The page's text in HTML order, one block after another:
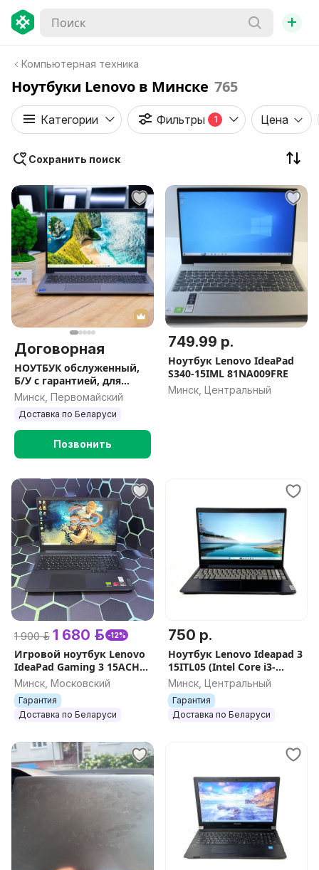
+
Компьютерная техника
Ноутбуки Lenovo в Минске 765
Категории Фильтры 1 Цена
Сохранить поиск
Договорная
НОУТБУК обслуженный,
Б/У с гарантией, для
работы, учёбы, офиса
Минск, Первомайский
Доставка по Беларуси
Позвонить
749.99 р.
Ноутбук Lenovo IdeaPad
S340-15IML 81NA009FRE
Минск, Центральный
1 900 р. 1 680 р. -12%
Игровой ноутбук Lenovo
IdeaPad Gaming 3 15ACH6
(RYZEN 5/16GB/RTX
2050/144Гц)
Минск, Московский
Гарантия
Доставка по Беларуси
750 р.
Ноутбук Lenovo Ideapad 3
15ITL05 (Intel Core i3-
1115G4/8GB/SSD 512Gb)
Минск, Центральный
Гарантия
Доставка по Беларуси